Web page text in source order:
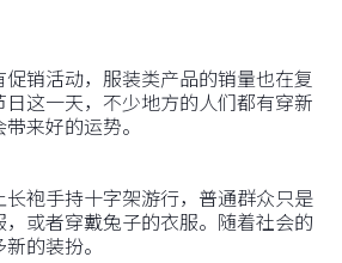
销活动，服装类产品的销量也在复
这一天，不少地方的人们都有穿新
来好的运势。
袍手持十字架游行，普通群众只是
或者穿戴兔子的衣服。随着社会的
的装扮。